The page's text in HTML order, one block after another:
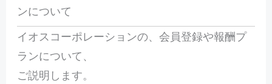
ンについて
イオスコーポレーションの、会員登録や報酬プ
ランについて、
ご説明します。